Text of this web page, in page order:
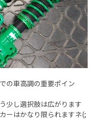
の車高調の重要ポイン
少し選択肢は広がります
ーはかなり限られますネ(;